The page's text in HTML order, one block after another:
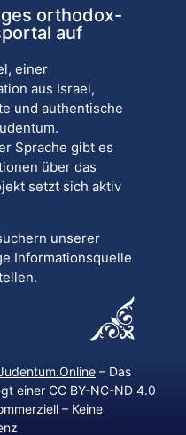
orthodox-
auf
einer
aus Israel,
und authentische
Sprache gibt es
über das
setzt sich aktiv
unserer
Informationsquelle
– Das
einer CC BY-NC-ND 4.0
– Keine